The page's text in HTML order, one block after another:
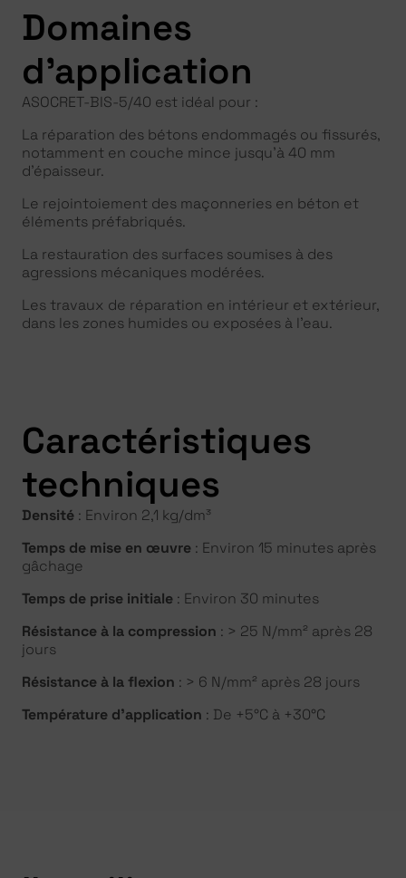
Domaines
d'application
ASOCRET-BIS-5/40 est idéal pour :
La réparation des bétons endommagés ou fissurés,
notamment en couche mince jusqu’à 40 mm
d’épaisseur.
Le rejointoiement des maçonneries en béton et
éléments préfabriqués.
La restauration des surfaces soumises à des
agressions mécaniques modérées.
Les travaux de réparation en intérieur et extérieur,
dans les zones humides ou exposées à l’eau.
Caractéristiques
techniques
Densité : Environ 2,1 kg/dm³
Temps de mise en œuvre : Environ 15 minutes après
gâchage
Temps de prise initiale : Environ 30 minutes
Résistance à la compression : > 25 N/mm² après 28
jours
Résistance à la flexion : > 6 N/mm² après 28 jours
Température d’application : De +5°C à +30°C